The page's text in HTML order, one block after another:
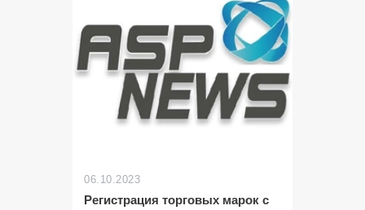
06.10.2023
Регистрация торговых марок с